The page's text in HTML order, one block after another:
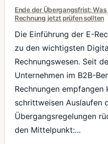
Ende der Übergangsfrist:
Rechnung jetzt prüfen sollten
Die Einführung der E-
zu den wichtigsten
Rechnungswesen. Seit
Unternehmen im B2B-
Rechnungen empfangen
schrittweisen Auslaufen
Übergangsregelungen
den Mittelpunkt:...